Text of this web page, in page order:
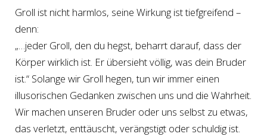
Groll ist nicht harmlos, seine Wirkung ist tiefgreifend –
denn:
„…jeder Groll, den du hegst, beharrt darauf, dass der
Körper wirklich ist. Er übersieht völlig, was dein Bruder
ist.“ Solange wir Groll hegen, tun wir immer einen
illusorischen Gedanken zwischen uns und die Wahrheit.
Wir machen unseren Bruder oder uns selbst zu etwas,
das verletzt, enttäuscht, verängstigt oder schuldig ist.